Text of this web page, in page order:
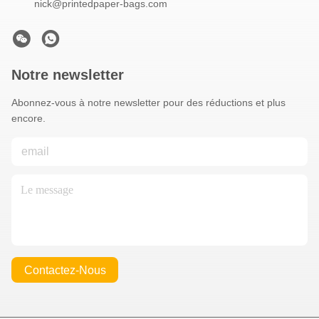
nick@printedpaper-bags.com
Notre newsletter
Abonnez-vous à notre newsletter pour des réductions et plus
encore.
Contactez-Nous